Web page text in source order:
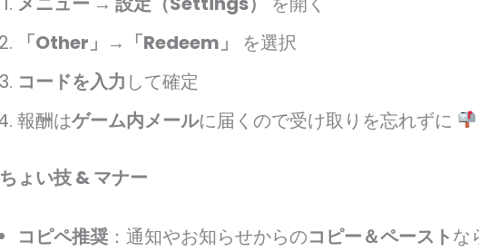
「Other」→「Redeem」
を選択
コードを入力 して確定
報酬はゲーム内メールに届くので受け取りを忘れずに
ちょい技 & マナー
コピペ推奨 ：通知やお知らせからのコピー＆ペーストな